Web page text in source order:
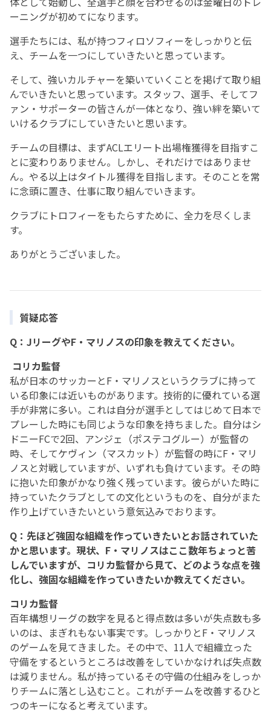
ーニングが初めてになります。
選手たちには、私が持つフィロソフィーをしっかりと伝
え、チームを一つにしていきたいと思っています。
そして、強いカルチャーを築いていくことを掲げて取り組
んでいきたいと思っています。スタッフ、選手、そしてフ
ァン・サポーターの皆さんが一体となり、強い絆を築いて
いけるクラブにしていきたいと思います。
チームの目標は、まずACLエリート出場権獲得を目指すこ
とに変わりありません。しかし、それだけではありませ
ん。やる以上はタイトル獲得を目指します。そのことを常
に念頭に置き、仕事に取り組んでいきます。
クラブにトロフィーをもたらすために、全力を尽くしま
す。
ありがとうございました。
質疑応答
Q：JリーグやF・マリノスの印象を教えてください。
コリカ監督
私が日本のサッカーとF・マリノスというクラブに持って
いる印象には近いものがあります。技術的に優れている選
手が非常に多い。これは自分が選手としてはじめて日本で
プレーした時にも同じような印象を持ちました。自分はシ
ドニーFCで2回、アンジェ（ポステコグルー）が監督の
時、そしてケヴィン（マスカット）が監督の時にF・マリ
ノスと対戦していますが、いずれも負けています。その時
に抱いた印象がかなり強く残っています。彼らがいた時に
持っていたクラブとしての文化というものを、自分がまた
作り上げていきたいという意気込みでおります。
Q：先ほど強固な組織を作っていきたいとお話されていた
かと思います。現状、F・マリノスはここ数年ちょっと苦
しんでいますが、コリカ監督から見て、どのような点を強
化し、強固な組織を作っていきたいか教えてください。
コリカ監督
百年構想リーグの数字を見ると得点数は多いが失点数も多
いのは、まぎれもない事実です。しっかりとF・マリノス
のゲームを見てきました。その中で、11人で組織立った
守備をするというところは改善をしていかなければ失点数
は減りません。私が持っているその守備の仕組みをしっか
りチームに落とし込むこと。これがチームを改善するひと
つのキーになると考えています。